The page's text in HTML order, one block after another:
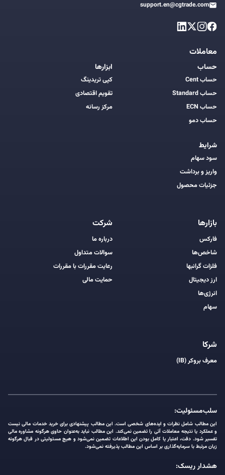
support.en@cgtrade.com
معاملات
حساب
حساب Cent
حساب Standard
حساب ECN
حساب دمو
شرایط
سود سهام
واریز و برداشت
جزئیات محصول
ابزارها
کپی تریدینگ
تقویم اقتصادی
مرکز رسانه
بازارها
فارکس
شاخص‌ها
فلزات گرانبها
ارز دیجیتال
انرژی‌ها
سهام
شرکت
درباره ما
سوالات متداول
رعایت مقررات با مقررات
حمایت مالی
شرکا
معرف بروکر (IB)
سلب‌مسئولیت:
این مطالب شامل نظرات و ایده‌های شخصی است. این مطالب پیشنهادی برای خرید خدمات مالی نیست
و عملکرد یا نتیجه معاملات آتی را تضمین نمی‌کند. این مطالب نباید به‌عنوان حاوی هرگونه مشاوره مالی
تفسیر شود. دقت، اعتبار یا کامل بودن این اطلاعات تضمین نمی‌شود و هیچ مسئولیتی در قبال هرگونه
زیان مرتبط با سرمایه‌گذاری بر اساس این مطالب پذیرفته نمی‌شود.
هشدار ریسک: